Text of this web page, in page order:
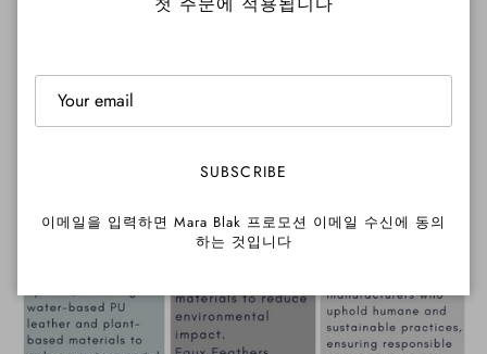
SUBSCRIBE
이메일을 입력하면 Mara Blak 프로모션 이메일 수신에 동의
하는 것입니다